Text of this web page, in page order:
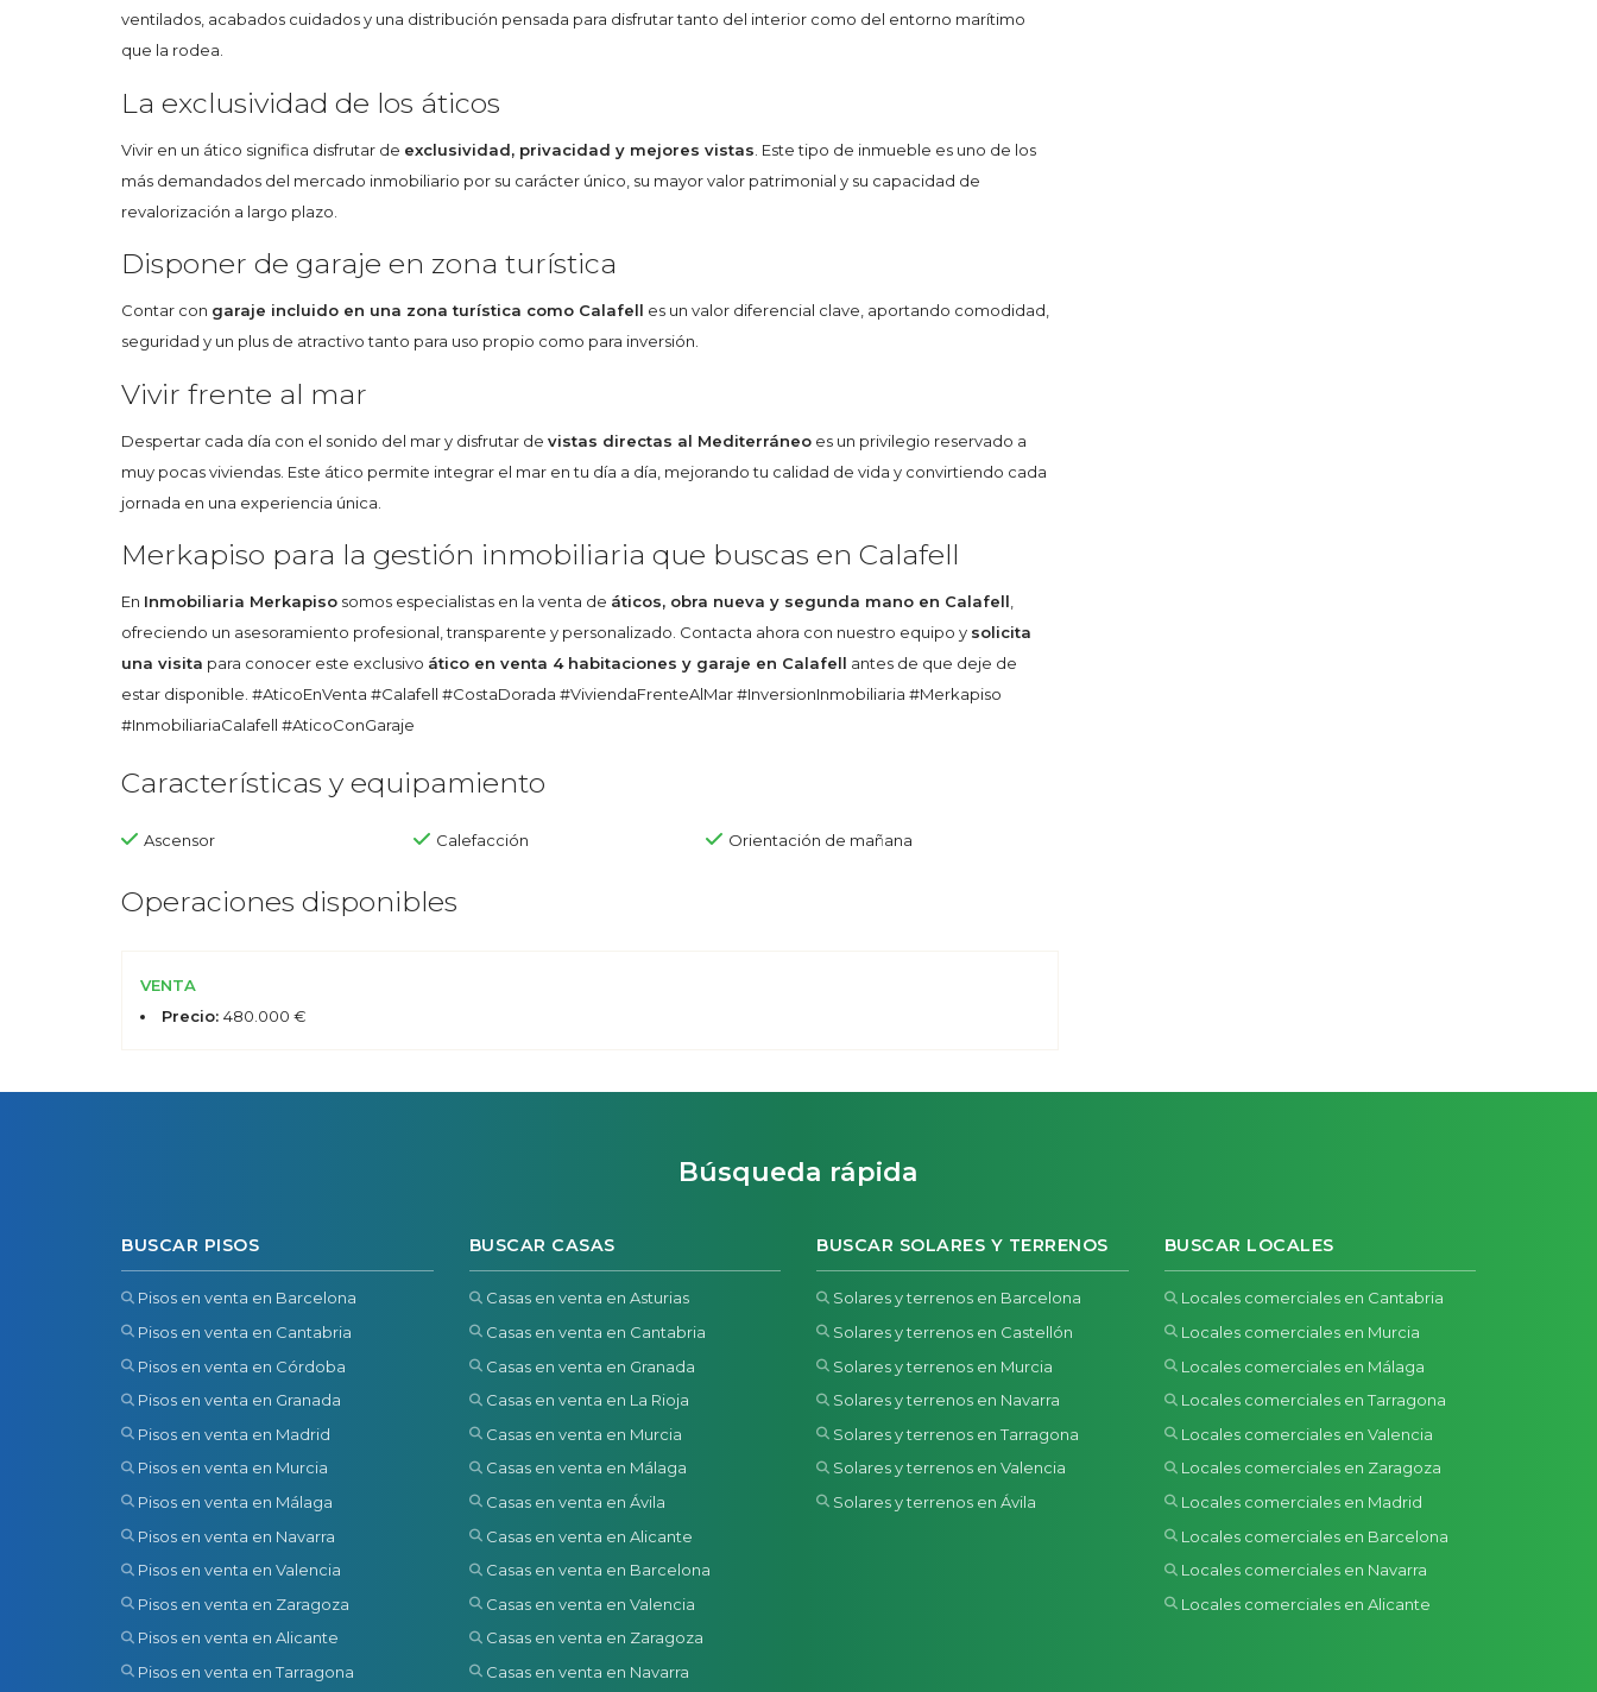
ventilados, acabados cuidados y una distribución pensada para disfrutar tanto del interior como del entorno marítimo
que la rodea.
La exclusividad de los áticos
Vivir en un ático significa disfrutar de exclusividad, privacidad y mejores vistas . Este tipo de inmueble es uno de los
más demandados del mercado inmobiliario por su carácter único, su mayor valor patrimonial y su capacidad de
revalorización a largo plazo.
Disponer de garaje en zona turística
Contar con garaje incluido en una zona turística como Calafell es un valor diferencial clave, aportando comodidad,
seguridad y un plus de atractivo tanto para uso propio como para inversión.
Vivir frente al mar
Despertar cada día con el sonido del mar y disfrutar de vistas directas al Mediterráneo es un privilegio reservado a
muy pocas viviendas. Este ático permite integrar el mar en tu día a día, mejorando tu calidad de vida y convirtiendo cada
jornada en una experiencia única.
Merkapiso para la gestión inmobiliaria que buscas en Calafell
En Inmobiliaria Merkapiso somos especialistas en la venta de áticos, obra nueva y segunda mano en Calafell
ofreciendo un asesoramiento profesional, transparente y personalizado. Contacta ahora con nuestro equipo y solicita
una visita para conocer este exclusivo ático en venta 4 habitaciones y garaje en Calafell antes de que deje de
estar disponible. #AticoEnVenta #Calafell #CostaDorada #ViviendaFrenteAlMar #InversionInmobiliaria #Merkapiso
#InmobiliariaCalafell #AticoConGaraje
Características y equipamiento
Ascensor Calefacción Orientación de mañana
Operaciones disponibles
VENTA
Precio: 480.000 €
Búsqueda rápida
BUSCAR PISOS
Pisos en venta en Barcelona
Pisos en venta en Cantabria
Pisos en venta en Córdoba
Pisos en venta en Granada
Pisos en venta en Madrid
Pisos en venta en Murcia
Pisos en venta en Málaga
Pisos en venta en Navarra
Pisos en venta en Valencia
Pisos en venta en Zaragoza
Pisos en venta en Alicante
Pisos en venta en Tarragona
BUSCAR CASAS
Casas en venta en Asturias
Casas en venta en Cantabria
Casas en venta en Granada
Casas en venta en La Rioja
Casas en venta en Murcia
Casas en venta en Málaga
Casas en venta en Ávila
Casas en venta en Alicante
Casas en venta en Barcelona
Casas en venta en Valencia
Casas en venta en Zaragoza
Casas en venta en Navarra
BUSCAR SOLARES Y TERRENOS
Solares y terrenos en Barcelona
Solares y terrenos en Castellón
Solares y terrenos en Murcia
Solares y terrenos en Navarra
Solares y terrenos en Tarragona
Solares y terrenos en Valencia
Solares y terrenos en Ávila
BUSCAR LOCALES
Locales comerciales en Cantabria
Locales comerciales en Murcia
Locales comerciales en Málaga
Locales comerciales en Tarragona
Locales comerciales en Valencia
Locales comerciales en Zaragoza
Locales comerciales en Madrid
Locales comerciales en Barcelona
Locales comerciales en Navarra
Locales comerciales en Alicante